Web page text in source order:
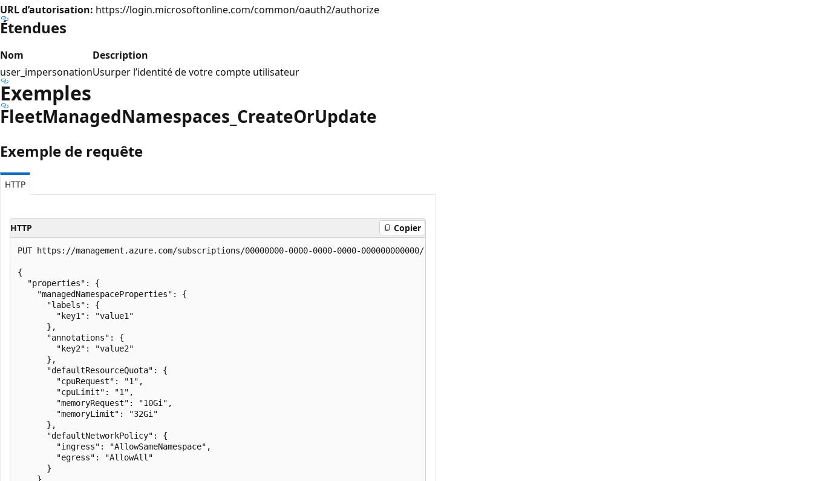
URL d’autorisation: https://login.microsoftonline.com/common/oauth2/authorize
Étendues
Nom
Description
user_impersonationUsurper l’identité de votre compte utilisateur
Exemples
FleetManagedNamespaces_CreateOrUpdate
Exemple de requête
HTTP
HTTP Copier
PUT https://management.azure.com/subscriptions/00000000-0000-0000-0000-000000000000/resourceGroups/rgfleets/providers/Microsoft.ContainerService/fleets/fleet1/
{
  "properties": {
    "managedNamespaceProperties": {
      "labels": {
        "key1": "value1"
      },
      "annotations": {
        "key2": "value2"
      },
      "defaultResourceQuota": {
        "cpuRequest": "1",
        "cpuLimit": "1",
        "memoryRequest": "10Gi",
        "memoryLimit": "32Gi"
      },
      "defaultNetworkPolicy": {
        "ingress": "AllowSameNamespace",
        "egress": "AllowAll"
      }
    },